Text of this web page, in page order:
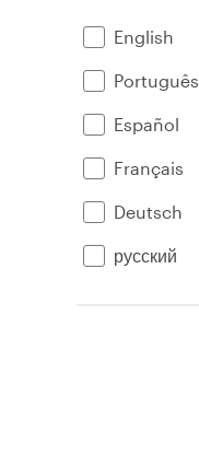
English
Português
Español
Français
Deutsch
русский